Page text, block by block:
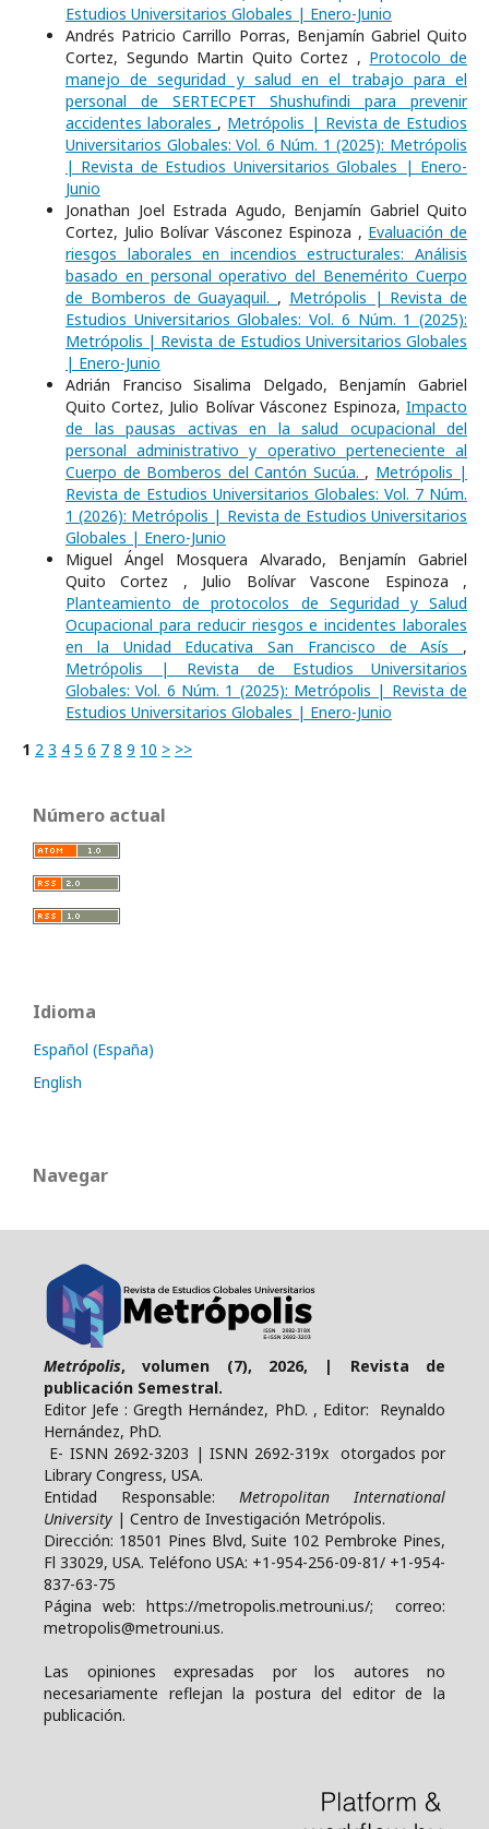
Estudios Universitarios Globales | Enero-Junio
Andrés Patricio Carrillo Porras, Benjamín Gabriel Quito
Cortez, Segundo Martin Quito Cortez , Protocolo de
manejo de seguridad y salud en el trabajo para el
personal de SERTECPET Shushufindi para prevenir
accidentes laborales , Metrópolis | Revista de Estudios
Universitarios Globales: Vol. 6 Núm. 1 (2025): Metrópolis
| Revista de Estudios Universitarios Globales | Enero-
Junio
Jonathan Joel Estrada Agudo, Benjamín Gabriel Quito
Cortez, Julio Bolívar Vásconez Espinoza , Evaluación de
riesgos laborales en incendios estructurales: Análisis
basado en personal operativo del Benemérito Cuerpo
de Bomberos de Guayaquil. , Metrópolis | Revista de
Estudios Universitarios Globales: Vol. 6 Núm. 1 (2025):
Metrópolis | Revista de Estudios Universitarios Globales
| Enero-Junio
Adrián Franciso Sisalima Delgado, Benjamín Gabriel
Quito Cortez, Julio Bolívar Vásconez Espinoza, Impacto
de las pausas activas en la salud ocupacional del
personal administrativo y operativo perteneciente al
Cuerpo de Bomberos del Cantón Sucúa. , Metrópolis |
Revista de Estudios Universitarios Globales: Vol. 7 Núm.
1 (2026): Metrópolis | Revista de Estudios Universitarios
Globales | Enero-Junio
Miguel Ángel Mosquera Alvarado, Benjamín Gabriel
Quito Cortez , Julio Bolívar Vascone Espinoza ,
Planteamiento de protocolos de Seguridad y Salud
Ocupacional para reducir riesgos e incidentes laborales
en la Unidad Educativa San Francisco de Asís ,
Metrópolis | Revista de Estudios Universitarios
Globales: Vol. 6 Núm. 1 (2025): Metrópolis | Revista de
Estudios Universitarios Globales | Enero-Junio
1 2 3 4 5 6 7 8 9 10 > >>
Número actual
Idioma
Español (España)
English
Navegar
Metrópolis, volumen (7), 2026, | Revista de
publicación Semestral.
Editor Jefe : Gregth Hernández, PhD. , Editor: Reynaldo
Hernández, PhD.
E- ISNN 2692-3203 | ISNN 2692-319x otorgados por
Library Congress, USA.
Entidad Responsable: Metropolitan International
University | Centro de Investigación Metrópolis.
Dirección: 18501 Pines Blvd, Suite 102 Pembroke Pines,
Fl 33029, USA. Teléfono USA: +1-954-256-09-81/ +1-954-
837-63-75
Página web: https://metropolis.metrouni.us/; correo:
metropolis@metrouni.us.
Las opiniones expresadas por los autores no
necesariamente reflejan la postura del editor de la
publicación.